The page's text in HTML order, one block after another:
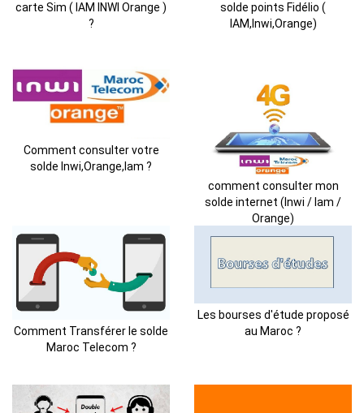
carte Sim ( IAM INWI Orange )
?
solde points Fidélio (
IAM,Inwi,Orange)
Comment consulter votre
solde Inwi,Orange,Iam ?
comment consulter mon
solde internet (Inwi / Iam /
Orange)
Comment Transférer le solde
Maroc Telecom ?
Les bourses d'étude proposé
au Maroc ?